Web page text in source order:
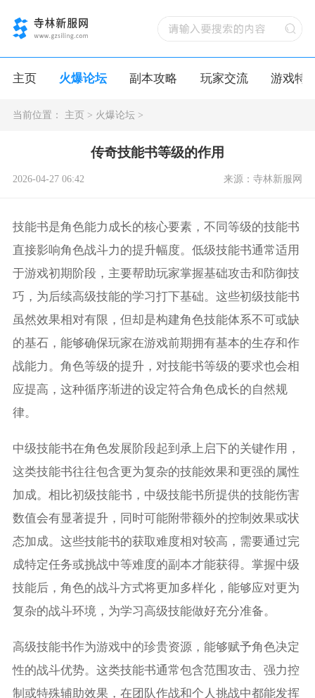
主页 火爆论坛 副本攻略 玩家交流 游戏特
当前位置： 主页> 火爆论坛>
传奇技能书等级的作用
2026-04-27 06:42 来源：寺林新服网
技能书是角色能力成长的核心要素，不同等级的技能书
直接影响角色战斗力的提升幅度。低级技能书通常适用
于游戏初期阶段，主要帮助玩家掌握基础攻击和防御技
巧，为后续高级技能的学习打下基础。这些初级技能书
虽然效果相对有限，但却是构建角色技能体系不可或缺
的基石，能够确保玩家在游戏前期拥有基本的生存和作
战能力。角色等级的提升，对技能书等级的要求也会相
应提高，这种循序渐进的设定符合角色成长的自然规
律。
中级技能书在角色发展阶段起到承上启下的关键作用，
这类技能书往往包含更为复杂的技能效果和更强的属性
加成。相比初级技能书，中级技能书所提供的技能伤害
数值会有显著提升，同时可能附带额外的控制效果或状
态加成。这些技能书的获取难度相对较高，需要通过完
成特定任务或挑战中等难度的副本才能获得。掌握中级
技能后，角色的战斗方式将更加多样化，能够应对更为
复杂的战斗环境，为学习高级技能做好充分准备。
高级技能书作为游戏中的珍贵资源，能够赋予角色决定
性的战斗优势。这类技能书通常包含范围攻击、强力控
制或特殊辅助效果，在团队作战和个人挑战中都能发挥